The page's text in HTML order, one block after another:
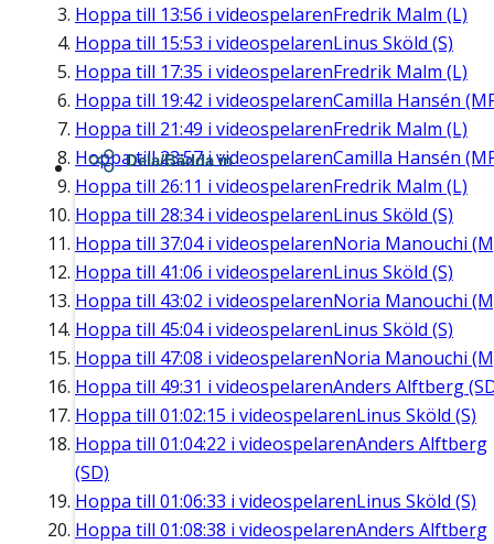
Hoppa till 13:56 i videospelarenFredrik Malm (L)
Hoppa till 15:53 i videospelarenLinus Sköld (S)
Hoppa till 17:35 i videospelarenFredrik Malm (L)
Hoppa till 19:42 i videospelarenCamilla Hansén
Hoppa till 21:49 i videospelarenFredrik Malm (L)
Hoppa till23:57i videospelarenCamilla Hansén
Hoppa till 26:11 i videospelarenFredrik Malm (L)
Hoppa till 28:34i videospelarenLinus Sköld (S)
Hoppa till 37:04i videospelarenNoria Manouchi
Hoppa till 41:06 i videospelarenLinus Sköld (S)
Hoppa till 43:02 i videospelarenNoria Manouchi
Hoppa till 45:04i videospelarenLinus Sköld (S)
Hoppa till 47:08 i videospelarenNoria Manouchi
Hoppa till 49:31 i videospelarenAnders Alftberg
Hoppa till 01:02:15 i videospelarenLinus Sköld (S)
Hoppa till 01:04:22 i videospelarenAnders Alftberg
(SD)
Hoppa till 01:06:33 i videospelarenLinus Sköld (S)
Hoppa till 01:08:38 i videospelarenAnders Alftberg
Dela/Bädda in